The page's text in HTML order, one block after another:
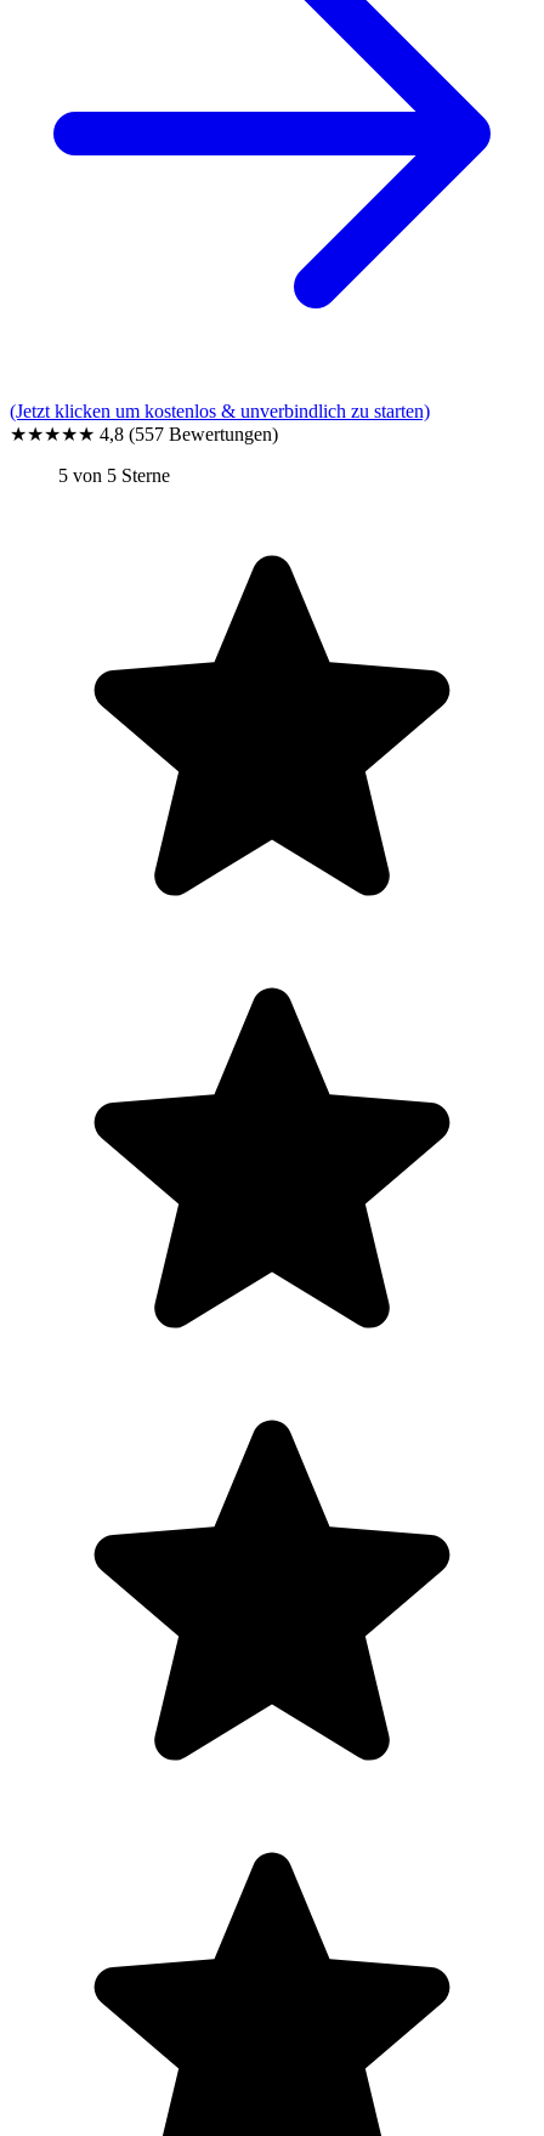
(Jetzt klicken um kostenlos & unverbindlich zu starten)
★★★★★ 4,8 (557 Bewertungen)
5 von 5 Sterne